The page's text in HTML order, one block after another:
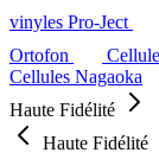
vinyles Pro-Ject
Ortofon
Cellules Nagaoka
Haute Fidélité
Haute Fidélité